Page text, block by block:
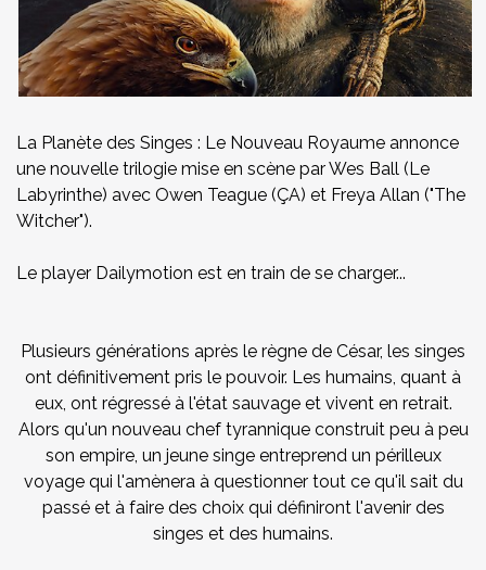
La Planète des Singes : Le Nouveau Royaume annonce
une nouvelle trilogie mise en scène par Wes Ball (Le
Labyrinthe) avec Owen Teague (ÇA) et Freya Allan ("The
Witcher").
Le player Dailymotion est en train de se charger...
Plusieurs générations après le règne de César, les singes
ont définitivement pris le pouvoir. Les humains, quant à
eux, ont régressé à l'état sauvage et vivent en retrait.
Alors qu'un nouveau chef tyrannique construit peu à peu
son empire, un jeune singe entreprend un périlleux
voyage qui l'amènera à questionner tout ce qu'il sait du
passé et à faire des choix qui définiront l'avenir des
singes et des humains.